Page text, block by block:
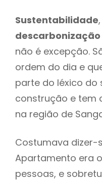
Sustentabilidade,
descarbonização
não é excepção.
ordem do dia e
parte do léxico do
construção e tem
na região de
Costumava dizer-
Apartamento era
pessoas, e